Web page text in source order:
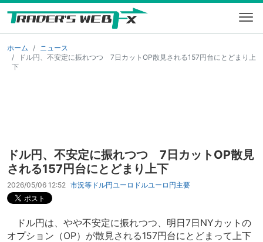
ホーム
ニュース
ドル円、不安定に振れつつ 7日カットOP散見される157円台にとどまり上
下
ドル円、不安定に振れつつ 7日カットOP散見
される157円台にとどまり上下
2026/05/06 12:52 市況等 ドル円ユーロドルユーロ円主要
ドル円は、やや不安定に振れつつ、明日7日NYカットの
オプション（OP）が散見される157円台にとどまって上下